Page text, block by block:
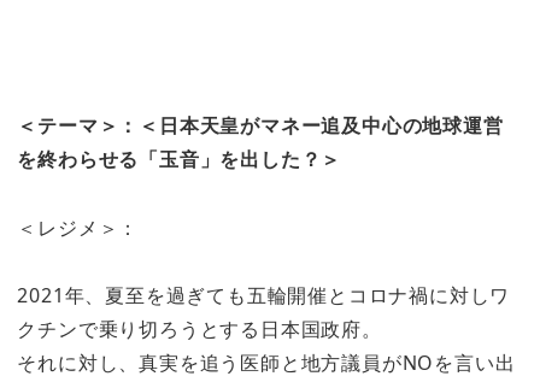
＜テーマ＞：＜日本天皇がマネー追及中心の地球運営
を終わらせる「玉音」を出した？＞
＜レジメ＞：
2021年、夏至を過ぎても五輪開催とコロナ禍に対しワ
クチンで乗り切ろうとする日本国政府。
それに対し、真実を追う医師と地方議員がNOを言い出